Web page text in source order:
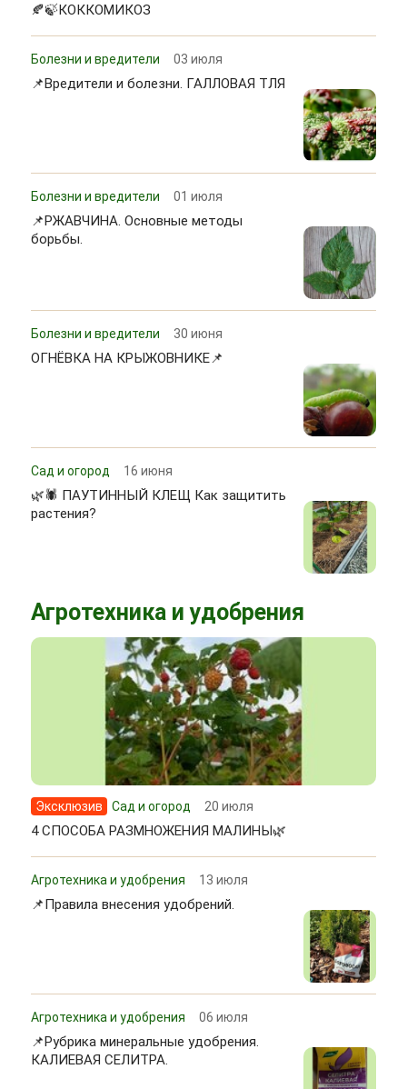
🍂🍃КОККОМИКОЗ
Болезни и вредители 03 июля
📌Вредители и болезни. ГАЛЛОВАЯ ТЛЯ
Болезни и вредители 01 июля
📌РЖАВЧИНА. Основные методы
борьбы.
Болезни и вредители 30 июня
ОГНЁВКА НА КРЫЖОВНИКЕ📌
Сад и огород 16 июня
🌿🕷 ПАУТИННЫЙ КЛЕЩ Как защитить
растения?
Агротехника и удобрения
Эксклюзив Сад и огород 20 июля
4 СПОСОБА РАЗМНОЖЕНИЯ МАЛИНЫ🌿
Агротехника и удобрения 13 июля
📌Правила внесения удобрений.
Агротехника и удобрения 06 июля
📌Рубрика минеральные удобрения.
КАЛИЕВАЯ СЕЛИТРА.